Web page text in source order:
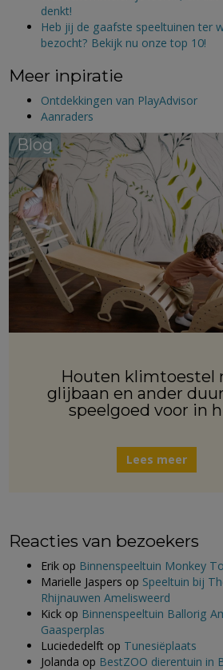
denkt!
Heb jij de gaafste speeltuinen ter
bezocht? Bekijk nu onze top 10!
Meer inpiratie
Ontdekkingen van PlayAdvisor
Aanraders
Blog
Houten klimtoestel
glijbaan en ander
speelgoed voor in
Lees meer
Reacties van bezoekers
Erik op Binnenspeeltuin Monkey
Marielle Jaspers op Speeltuin bij
Rhijnauwen Amelisweerd
Kick op Binnenspeeltuin Ballorig
Gaasperplas
Luciededelft op Tunesiëplaats
Jolanda op BestZOO dierentuin in